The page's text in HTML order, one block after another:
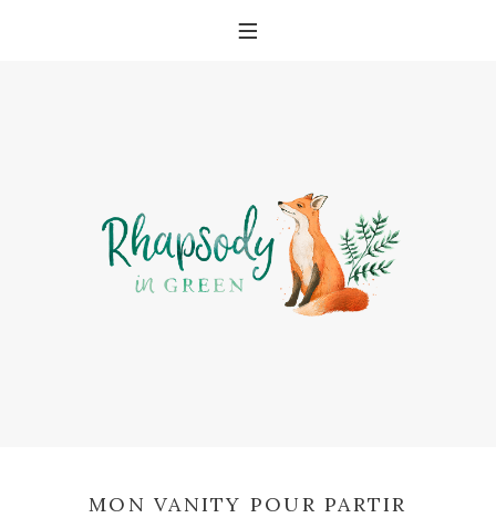
MON VANITY POUR PARTIR